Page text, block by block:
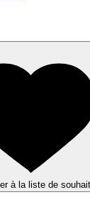
à la liste de